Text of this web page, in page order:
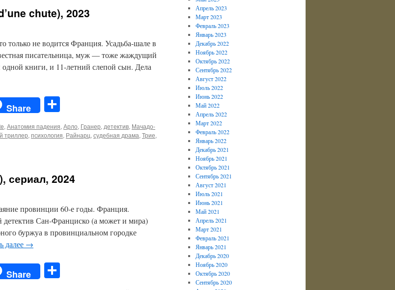
chute), 2023
только не водится Франция. Усадьба-шале в
писательница, муж — тоже жаждущий
книги, и 11-летний слепой сын. Дела
Share
,Анатомия падения,Арло, Гранер,детектив, Мачадо-
триллер,психология, Райнарц,судебная драма,Трие,
сериал, 2024
провинции 60-е годы. Франция.
Сан-Франциско (а может и мира)
буржуа в провинциальном городке
далее →
Share
Апрель 2023
Март 2023
Февраль 2023
Январь 2023
Декабрь 2022
Ноябрь 2022
Октябрь 2022
Сентябрь 2022
Август 2022
Июль 2022
Июнь 2022
Май 2022
Апрель 2022
Март 2022
Февраль 2022
Январь 2022
Декабрь 2021
Ноябрь 2021
Октябрь 2021
Сентябрь 2021
Август 2021
Июль 2021
Июнь 2021
Май 2021
Апрель 2021
Март 2021
Февраль 2021
Январь 2021
Декабрь 2020
Ноябрь 2020
Октябрь 2020
Сентябрь 2020